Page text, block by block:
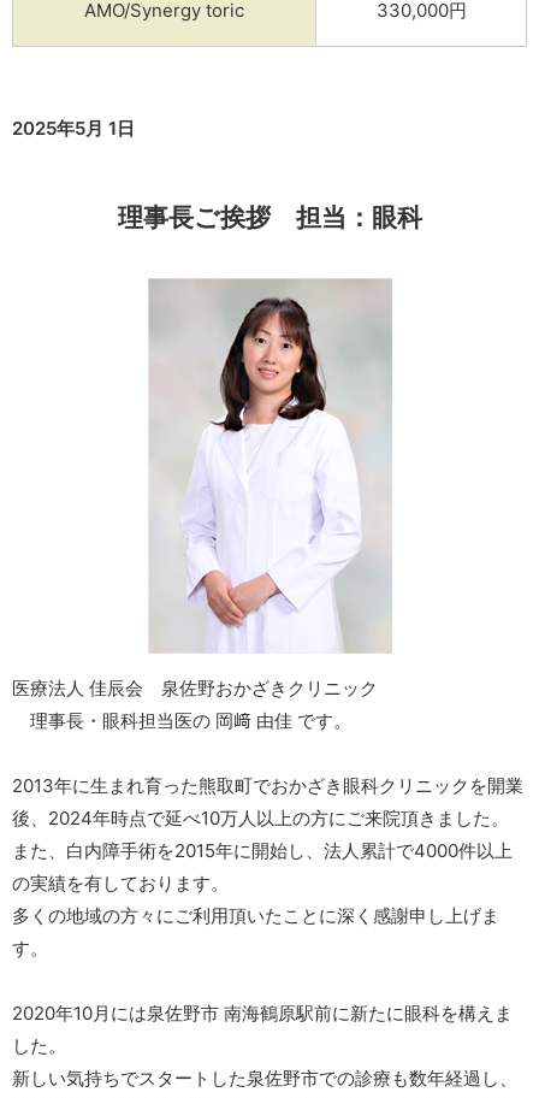
AMO/Synergy toric 330,000円
2025年5月 1日
理事長ご挨拶 担当：眼科
医療法人 佳辰会 泉佐野おかざきクリニック
理事長・眼科担当医の 岡﨑 由佳 です。
2013年に生まれ育った熊取町でおかざき眼科クリニックを開業
後、2024年時点で延べ10万人以上の方にご来院頂きました。
また、白内障手術を2015年に開始し、法人累計で4000件以上
の実績を有しております。
多くの地域の方々にご利用頂いたことに深く感謝申し上げま
す。
2020年10月には泉佐野市 南海鶴原駅前に新たに眼科を構えま
した。
新しい気持ちでスタートした泉佐野市での診療も数年経過し、